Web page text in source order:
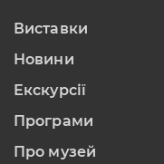
Виставки
Новини
Екскурсії
Програми
Про музей